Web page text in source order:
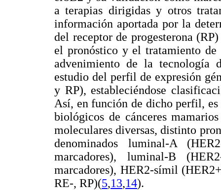
a terapias dirigidas y otros
información aportada por la
del receptor de progesterona
el pronóstico y el tratamiento de
advenimiento de la tecnología
estudio del perfil de expresión
y RP), estableciéndose
Así, en función de dicho perfil,
biológicos de cánceres
moleculares diversas, distinto
denominados luminal-A
marcadores), luminal-B
marcadores), HER2-símil
RE-, RP)(5,13,14).